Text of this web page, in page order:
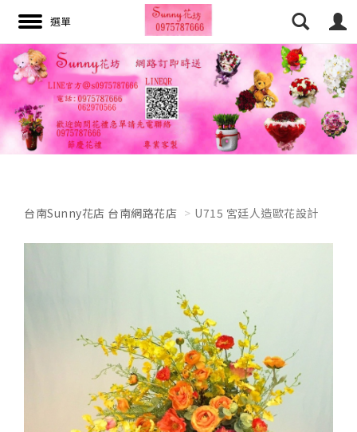
搜尋
台南Sunny花店 台南網路花店 U715 宮廷人造歐花設計